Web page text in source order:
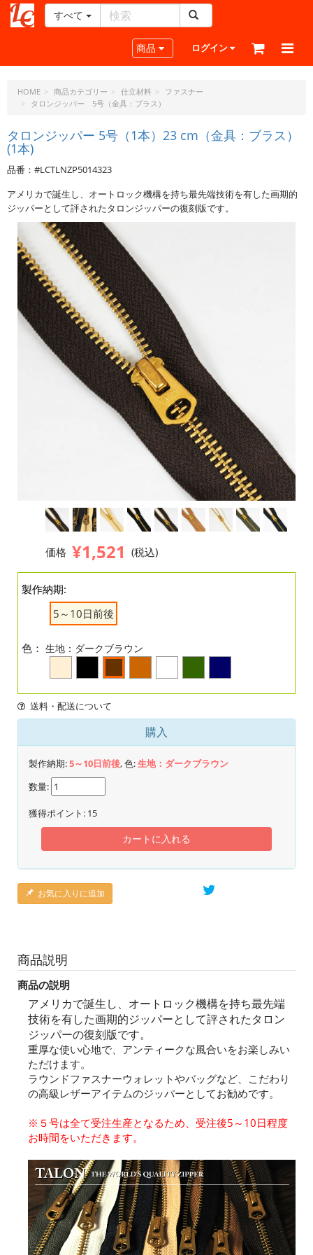
ー
ラ
フ
ド
ッ
ト・
ェ
ー
ピ
ー
すべて
Toggle navigation
商品 ログイン
HOME 商品カテゴリー 仕立材料
ファスナー
タロンジッパー 5号（金具：ブラス）
タロンジッパー 5号（1本）23 cm（金具：ブラス）
(1本)
品番：#LCTLNZP5014323
アメリカで誕生し、オートロック機構を持ち最先端技術を有した画期的
ジッパーとして評されたタロンジッパーの復刻版です。
価格 ¥1,521 (税込)
製作納期:
5～10日前後
色： 生地：ダークブラウン
送料・配送について
購入
製作納期:5～10日前後, 色:生地：ダークブラウン
数量:
獲得ポイント: 15
カートに入れる
お気に入りに追加
商品説明
商品の説明
アメリカで誕生し、オートロック機構を持ち最先端
技術を有した画期的ジッパーとして評されたタロン
ジッパーの復刻版です。
重厚な使い心地で、アンティークな風合いをお楽しみい
ただけます。
ラウンドファスナーウォレットやバッグなど、こだわり
の高級レザーアイテムのジッパーとしてお勧めです。
※５号は全て受注生産となるため、受注後5～10日程度
お時間をいただきます。